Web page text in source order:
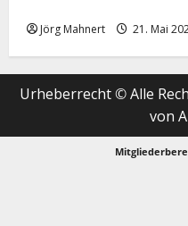
Jörg Mahnert 21. Mai
Urheberrecht © Alle
von